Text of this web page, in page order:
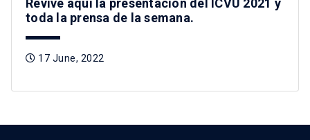
Revive aquí la presentación del ICVU 2021 y
toda la prensa de la semana.
17 June, 2022